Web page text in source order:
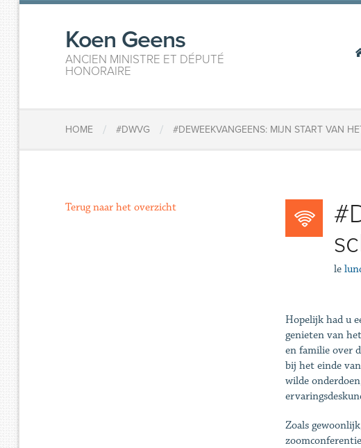
Koen Geens
ANCIEN MINISTRE ET DÉPUTÉ
HONORAIRE
HOME / #DWVG / #DEWEEKVANGEENS: MIJN START VAN
le
Hopelijk had u
genieten van
en familie over
bij het einde
wilde
Zoals
Terug naar het overzicht